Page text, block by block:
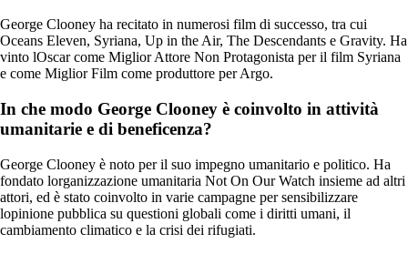
George Clooney ha recitato in numerosi film di successo, tra cui
Oceans Eleven, Syriana, Up in the Air, The Descendants e Gravity. Ha
vinto lOscar come Miglior Attore Non Protagonista per il film Syriana
e come Miglior Film come produttore per Argo.
In che modo George Clooney è coinvolto in attività
umanitarie e di beneficenza?
George Clooney è noto per il suo impegno umanitario e politico. Ha
fondato lorganizzazione umanitaria Not On Our Watch insieme ad altri
attori, ed è stato coinvolto in varie campagne per sensibilizzare
lopinione pubblica su questioni globali come i diritti umani, il
cambiamento climatico e la crisi dei rifugiati.